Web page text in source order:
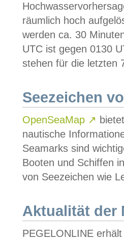
räumlich hoch
werden ca. 30
UTC ist gegen 0130
stehen für die letzten
Seezeichen
OpenSeaMap ↗
nautische
Seamarks sind
Booten und Schiffen
von Seezeichen wie
Aktualität der
PEGELONLINE